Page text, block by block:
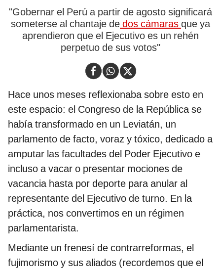
"Gobernar el Perú a partir de agosto significará
someterse al chantaje de dos cámaras que ya
aprendieron que el Ejecutivo es un rehén
perpetuo de sus votos"
Hace unos meses reflexionaba sobre esto en
este espacio: el Congreso de la República se
había transformado en un Leviatán, un
parlamento de facto, voraz y tóxico, dedicado a
amputar las facultades del Poder Ejecutivo e
incluso a vacar o presentar mociones de
vacancia hasta por deporte para anular al
representante del Ejecutivo de turno. En la
práctica, nos convertimos en un régimen
parlamentarista.
Mediante un frenesí de contrarreformas, el
fujimorismo y sus aliados (recordemos que el